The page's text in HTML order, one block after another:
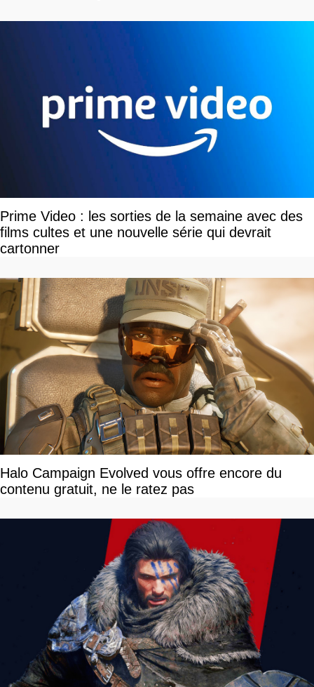
Prime Video : les sorties de la semaine avec des
films cultes et une nouvelle série qui devrait
cartonner
Halo Campaign Evolved vous offre encore du
contenu gratuit, ne le ratez pas